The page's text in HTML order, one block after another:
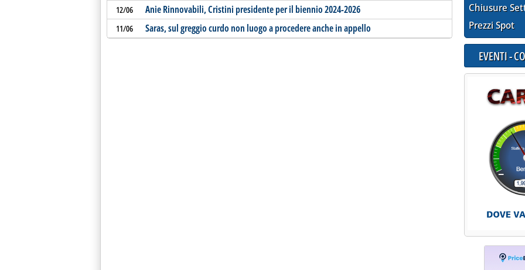
12/06 Anie Rinnovabili, Cristini presidente per il biennio 2024-2026
11/06 Saras, sul greggio curdo non luogo a procedere anche in appello
Chiusure
Prezzi Spot
EVENTI -